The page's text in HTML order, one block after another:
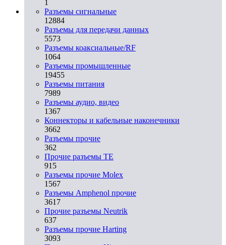
1
Разъeмы сигнальные
12884
Разъeмы для передачи данных
5573
Разъeмы коаксиальные/RF
1064
Разъeмы промышленные
19455
Разъeмы питания
7989
Разъeмы аудио, видео
1367
Коннекторы и кабельные наконечники
3662
Разъeмы прочие
362
Прочие разъемы TE
915
Разъемы прочие Molex
1567
Разъемы Amphenol прочие
3617
Прочие разъемы Neutrik
637
Разъемы прочие Harting
3093